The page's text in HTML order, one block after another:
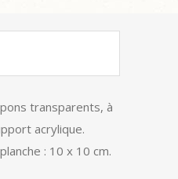
transparents, à
acrylique.
: 10 x 10 cm.